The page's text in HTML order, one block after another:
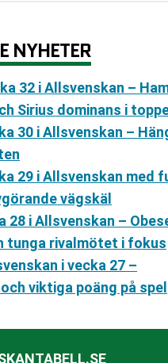
NYHETER
32 i Allsvenskan –
Sirius dominans i
30 i Allsvenskan –
29 i Allsvenskan med
vägskäl
28 i Allsvenskan –
tunga rivalmötet i fokus
i vecka 27 –
viktiga poäng på spel